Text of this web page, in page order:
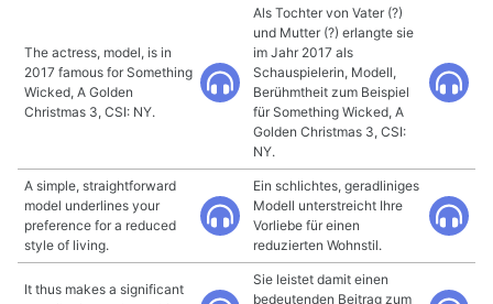
The actress, model, is in
2017 famous for Something
Wicked, A Golden
Christmas 3, CSI: NY.
Als Tochter von Vater (?)
und Mutter (?) erlangte sie
im Jahr 2017 als
Schauspielerin, Modell,
Berühmtheit zum Beispiel
für Something Wicked, A
Golden Christmas 3, CSI:
NY.
A simple, straightforward
model underlines your
preference for a reduced
style of living.
Ein schlichtes, geradliniges
Modell unterstreicht Ihre
Vorliebe für einen
reduzierten Wohnstil.
It thus makes a significant
Sie leistet damit einen
bedeutenden Beitrag zum